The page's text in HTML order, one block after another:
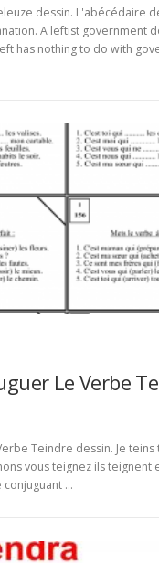
dessin. L'abécédaire
A leftist government
has nothing to do with
Le Verbe
Teindre dessin. Je
vous teignez ils teignent
…